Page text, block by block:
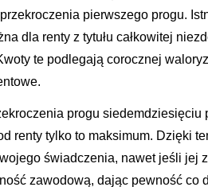
pierwszego progu.
dla renty z tytułu całkowitej
te podlegają corocznej
progu siedemdziesięciu
renty tylko to maksimum. Dzięki
świadczenia, nawet jeśli jej
zawodową, dając pewność co